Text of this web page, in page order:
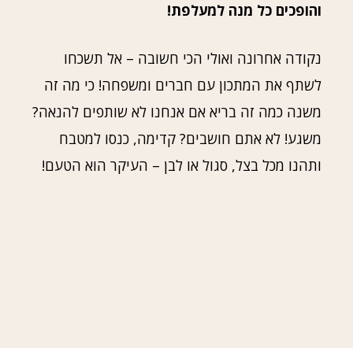
והופכים כל מנה למעלפת!
נקודה אחרונה ואולי הכי חשובה – אל תשכחו
לשתף את המתכון עם חברים ומשפחה! כי מה זה
משנה כמה זה בריא אם אנחנו לא שותפים להנאה?
משגע! לא אתם חושבים? קדימה, כנסו למטבח
ותהנו מכל בצל, סגול או לבן – העיקר הוא הטעם!